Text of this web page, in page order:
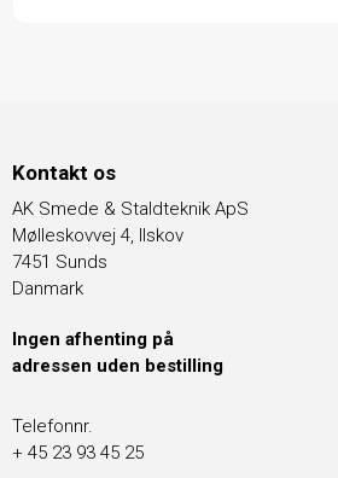
Kontakt os
AK Smede & Staldteknik ApS
Mølleskovvej 4, Ilskov
7451 Sunds
Danmark
Ingen afhenting på
adressen uden bestilling
Telefonnr.
+ 45 23 93 45 25